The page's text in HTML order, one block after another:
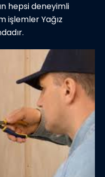
hepsi deneyimli
işlemler Yağız